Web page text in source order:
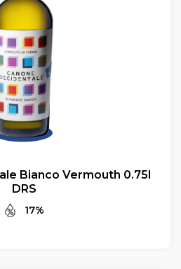
Bianco Vermouth 0.75l
DRS
17%